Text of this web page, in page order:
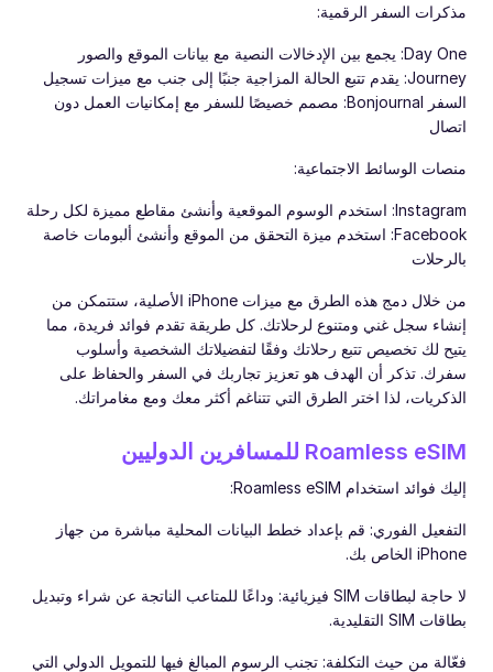
مذكرات السفر الرقمية:
‏Day One: يجمع بين الإدخالات النصية مع بيانات الموقع والصور
‏Journey: يقدم تتبع الحالة المزاجية جنبًا إلى جنب مع ميزات تسجيل
السفر ‏Bonjournal: مصمم خصيصًا للسفر مع إمكانيات العمل دون
اتصال
منصات الوسائط الاجتماعية:
‏Instagram: استخدم الوسوم الموقعية وأنشئ مقاطع مميزة لكل رحلة
‏Facebook: استخدم ميزة التحقق من الموقع وأنشئ ألبومات خاصة
بالرحلات
من خلال دمج هذه الطرق مع ميزات iPhone الأصلية، ستتمكن من
إنشاء سجل غني ومتنوع لرحلاتك. كل طريقة تقدم فوائد فريدة، مما
يتيح لك تخصيص تتبع رحلاتك وفقًا لتفضيلاتك الشخصية وأسلوب
سفرك. تذكر أن الهدف هو تعزيز تجاربك في السفر والحفاظ على
الذكريات، لذا اختر الطرق التي تتناغم أكثر معك ومع مغامراتك.
إليك فوائد استخدام Roamless eSIM:
التفعيل الفوري: قم بإعداد خطط البيانات المحلية مباشرة من جهاز
iPhone الخاص بك.
لا حاجة لبطاقات SIM فيزيائية: وداعًا للمتاعب الناتجة عن شراء وتبديل
بطاقات SIM التقليدية.
فعّالة من حيث التكلفة: تجنب الرسوم المبالغ فيها للتمويل الدولي التي